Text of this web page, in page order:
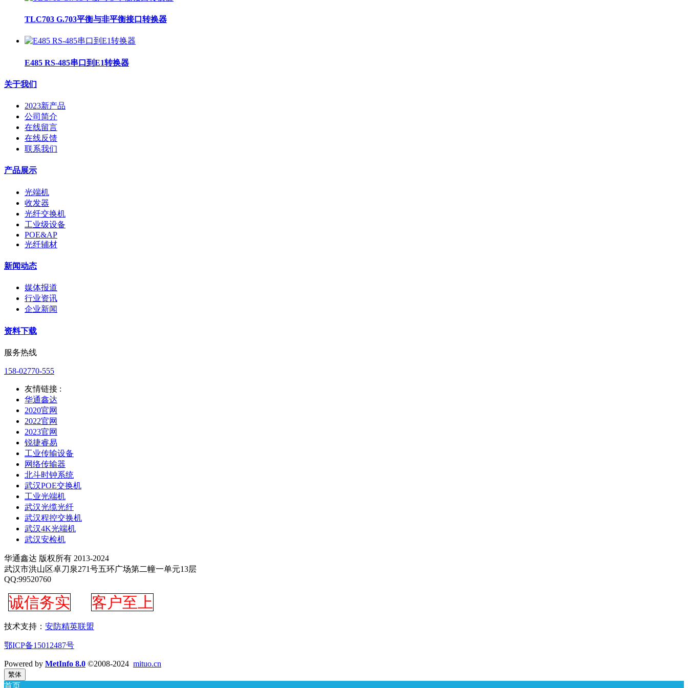
TLC703 G.703平衡与非平衡接口转换器
E485 RS-485串口到E1转换器
关于我们
2023新产品
公司简介
在线留言
在线反馈
联系我们
产品展示
光端机
收发器
光纤交换机
工业级设备
POE&AP
光纤辅材
新闻动态
媒体报道
行业资讯
企业新闻
资料下载
服务热线
158-02770-555
友情链接 :
华通鑫达
2020官网
2022官网
2023官网
锐捷睿易
工业传输设备
网络传输器
北斗时钟系统
武汉POE交换机
工业光端机
武汉光缆光纤
武汉程控交换机
武汉4K光端机
武汉安检机
华通鑫达 版权所有 2013-2024
武汉市洪山区卓刀泉271号五环广场第二幢一单元13层
QQ:99520760
诚信务实 客户至上
技术支持： 安防精英联盟
鄂ICP备15012487号
Powered by MetInfo 8.0 ©2008-2024 mituo.cn
繁体
首页